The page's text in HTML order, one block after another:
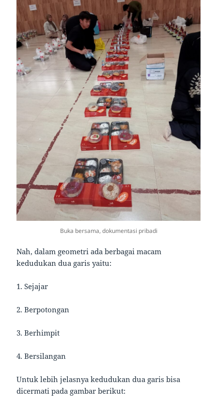
Buka bersama, dokumentasi pribadi
Nah, dalam geometri ada berbagai macam
kedudukan dua garis yaitu:
1. Sejajar
2. Berpotongan
3. Berhimpit
4. Bersilangan
Untuk lebih jelasnya kedudukan dua garis bisa
dicermati pada gambar berikut: